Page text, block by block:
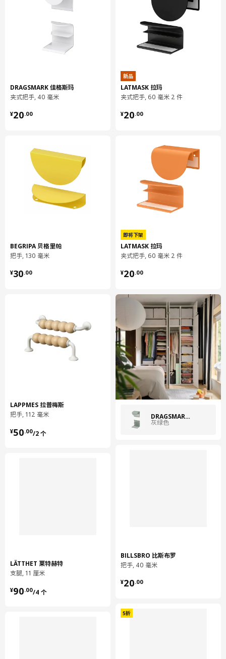
6 厘米
净重
0.04 公斤
重量
0.05 公斤
保养说明和环境和材料
保养说明
用干布块擦净。
铝（至少70%为再生材料）, 铝（至少70%为再生材料）, 环氧/聚
酯粉末涂层
LATMASK 拉玛 夹式把手
设计师理念
铝是世界上使用量仅次于铁的金属，用途非常广泛。它易于成型，
质地轻，且坚固耐用。我们用它来制作厨房用具、窗帘杆和装饰台
座。铝的一大优势是可以重复回收利用，且质量不受任何影响。相
比从新的原料中生产铝而言，回收再利用所消耗的能源占比很小。
DRAGSMARK 佳格斯玛
夹式把手, 40 毫米
¥20.00
¥ 20.00
BEGRIPA 贝格里帕
把手, 130 毫米
¥30.00
¥ 30.00
LAPPMES 拉普梅斯
把手, 112 毫米
¥50.00/2 个
¥ 50.00/2 个
LÄTTHET 莱特赫特
支腿, 11 厘米
¥90.00/4 个
¥ 90.00/4 个
新品
LATMASK 拉玛
夹式把手, 60 毫米 2 件
¥20.00
¥ 20.00
即将下架
LATMASK 拉玛
夹式把手, 60 毫米 2 件
¥20.00
¥ 20.00
DRAGSMARK 佳格斯玛
灰绿色
BILLSBRO 比斯布罗
把手, 40 毫米
¥20.00
¥ 20.00